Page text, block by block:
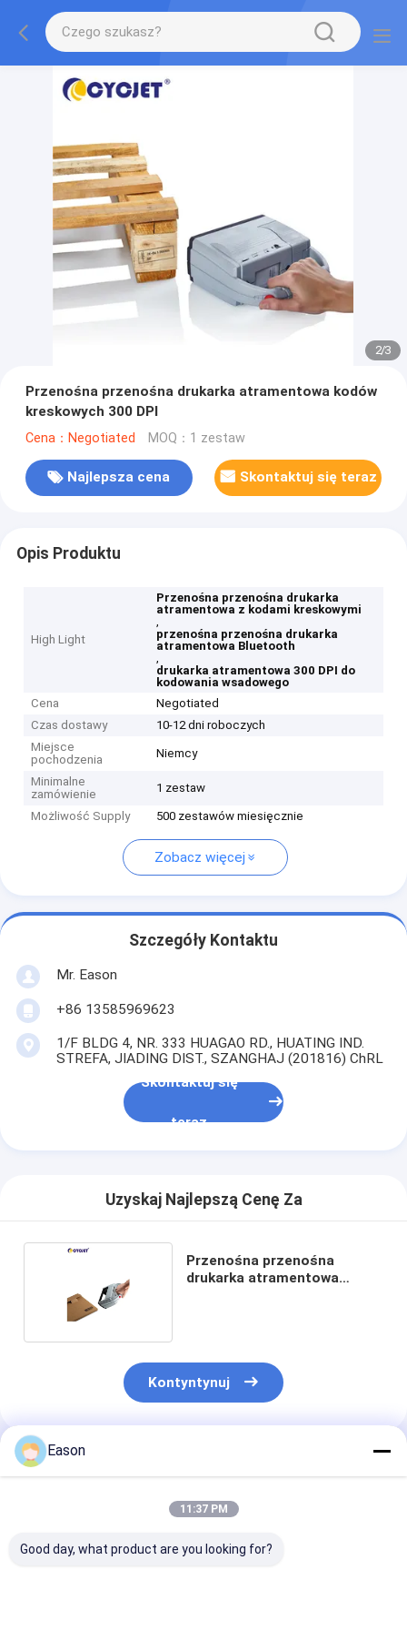
2/3
Przenośna przenośna drukarka atramentowa kodów
kreskowych 300 DPI
Cena：Negotiated MOQ：1 zestaw
Najlepsza cena Skontaktuj się teraz
Opis Produktu
High Light
Przenośna przenośna drukarka
atramentowa z kodami kreskowymi
,
przenośna przenośna drukarka
atramentowa Bluetooth
,
drukarka atramentowa 300 DPI do
kodowania wsadowego
Cena
Negotiated
Czas dostawy
10-12 dni roboczych
Miejsce
pochodzenia
Niemcy
Minimalne
zamówienie
1 zestaw
Możliwość Supply 500 zestawów miesięcznie
Zobacz więcej
Szczegóły Kontaktu
Mr. Eason
+86 13585969623
1/F BLDG 4, NR. 333 HUAGAO RD., HUATING IND.
STREFA, JIADING DIST., SZANGHAJ (201816) ChRL
Skontaktuj się
teraz
Uzyskaj Najlepszą Cenę Za
Przenośna przenośna
drukarka atramentowa
Kontyntynuj
Polecane Produkty
Eason
11:37 PM
Good day, what product are you looking for?